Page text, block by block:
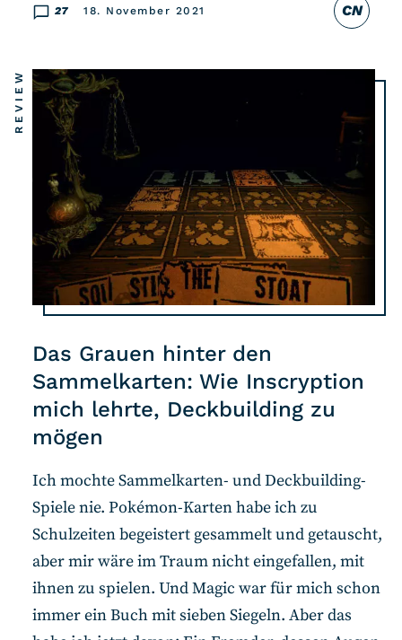
CN
27 18. November 2021
Das Grauen hinter den
Sammelkarten: Wie Inscryption
mich lehrte, Deckbuilding zu
mögen
REVIEW
Ich mochte Sammelkarten- und Deckbuilding-
Spiele nie. Pokémon-Karten habe ich zu
Schulzeiten begeistert gesammelt und getauscht,
aber mir wäre im Traum nicht eingefallen, mit
ihnen zu spielen. Und Magic war für mich schon
immer ein Buch mit sieben Siegeln. Aber das